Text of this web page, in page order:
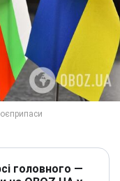
головного —